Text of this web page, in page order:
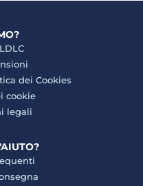
dei Cookies
cookie
legali